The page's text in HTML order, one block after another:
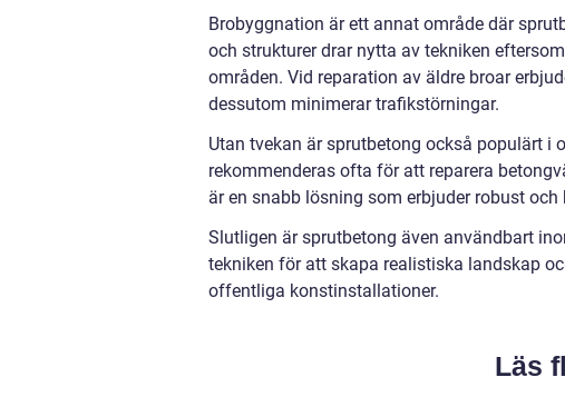
Brobyggnation är ett annat område där
och strukturer drar nytta av tekniken
områden. Vid reparation av äldre broar
dessutom minimerar trafikstörningar.
Utan tvekan är sprutbetong också populärt i
rekommenderas ofta för att reparera
är en snabb lösning som erbjuder robust
Slutligen är sprutbetong även användbart
tekniken för att skapa realistiska landskap
offentliga konstinstallationer.
Läs